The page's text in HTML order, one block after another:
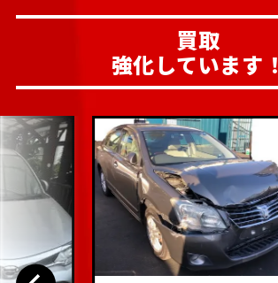
買取
強化しています！